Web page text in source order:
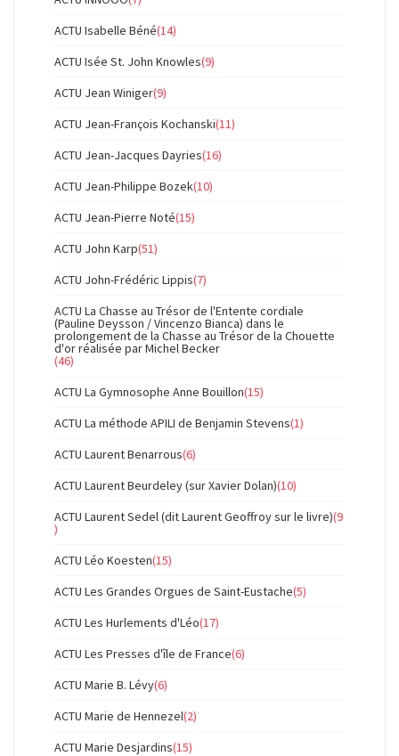
ACTU Isabelle Béné(14)
ACTU Isée St. John Knowles(9)
ACTU Jean Winiger(9)
ACTU Jean-François Kochanski(11)
ACTU Jean-Jacques Dayries(16)
ACTU Jean-Philippe Bozek(10)
ACTU Jean-Pierre Noté(15)
ACTU John Karp(51)
ACTU John-Frédéric Lippis(7)
ACTU La Chasse au Trésor de l'Entente cordiale
(Pauline Deysson / Vincenzo Bianca) dans le
prolongement de la Chasse au Trésor de la Chouette
d'or réalisée par Michel Becker
(46)
ACTU La Gymnosophe Anne Bouillon(15)
ACTU La méthode APILI de Benjamin Stevens(1)
ACTU Laurent Benarrous(6)
ACTU Laurent Beurdeley (sur Xavier Dolan)(10)
ACTU Laurent Sedel (dit Laurent Geoffroy sur le livre)(9
)
ACTU Léo Koesten(15)
ACTU Les Grandes Orgues de Saint-Eustache(5)
ACTU Les Hurlements d'Léo(17)
ACTU Les Presses d'île de France(6)
ACTU Marie B. Lévy(6)
ACTU Marie de Hennezel(2)
ACTU Marie Desjardins(15)